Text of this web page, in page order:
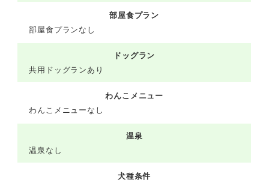
部屋食プラン
部屋食プランなし
ドッグラン
共用ドッグランあり
わんこメニュー
わんこメニューなし
温泉
温泉なし
犬種条件